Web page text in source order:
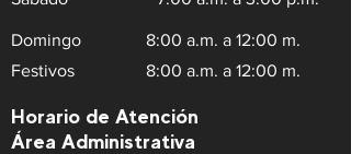
Domingo
Festivos
8:00 a.m. a 12:00 m.
8:00 a.m. a 12:00 m.
Horario de Atención
Área Administrativa